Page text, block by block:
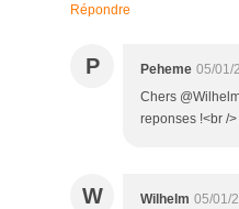
Répondre
P Peheme 05/01/
Chers
reponses !<br /
W Wilhelm 05/01/